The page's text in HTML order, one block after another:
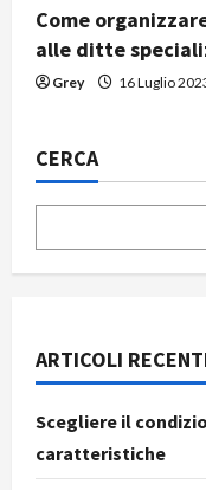
Come
alle ditte
Grey 16 Luglio
CERCA
ARTICOLI
Scegliere il
caratteristiche